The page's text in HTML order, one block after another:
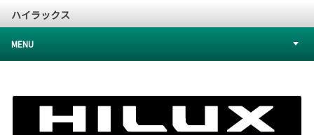
ハイラックス
MENU